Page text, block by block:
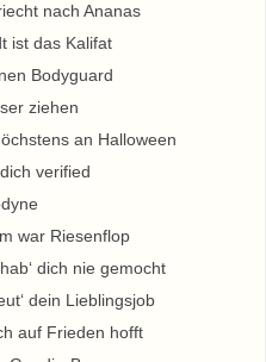
nach Ananas
ist das Kalifat
Bodyguard
ziehen
an Halloween
verified
war Riesenflop
dich nie gemocht
dein Lieblingsjob
auf Frieden hofft